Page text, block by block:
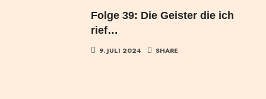
Folge 39: Die Geister die ich
rief…
9. JULI 2024 SHARE